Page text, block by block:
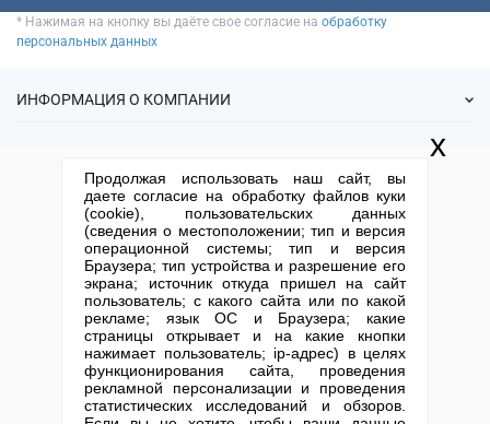
* Нажимая на кнопку вы даёте свое согласие на обработку
персональных данных
ИНФОРМАЦИЯ О КОМПАНИИ
Спецпредложения
Готовые фирмы
Продажа фирм
Регистрация
Ликвидация
Регистрация изменений
Юридические адреса
Открытие юр. лица
КОНТАКТНАЯ ИНФОРМАЦИЯ
+7 (495) 740-38-07
(По Москве)
mail@1-urist.ru
Спросить у юриста
Москва, ул. Сущевский вал,
дом 5, стр. 3
Письмо директоруКарта сайта
Продолжая использовать наш сайт, вы
даете согласие на обработку файлов куки
(cookie), пользовательских данных
(сведения о местоположении; тип и версия
операционной системы; тип и версия
Браузера; тип устройства и разрешение его
экрана; источник откуда пришел на сайт
пользователь; с какого сайта или по какой
рекламе; язык ОС и Браузера; какие
страницы открывает и на какие кнопки
нажимает пользователь; ip-адрес) в целях
функционирования сайта, проведения
рекламной персонализации и проведения
статистических исследований и обзоров.
x